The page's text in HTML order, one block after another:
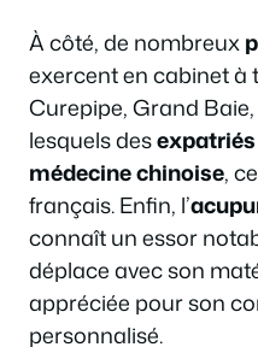
À côté, de nombreux
exercent en cabinet à
Curepipe, Grand
lesquels des
médecine chinoise,
français. Enfin, l’
connaît un essor
déplace avec son
appréciée pour son
personnalisé.